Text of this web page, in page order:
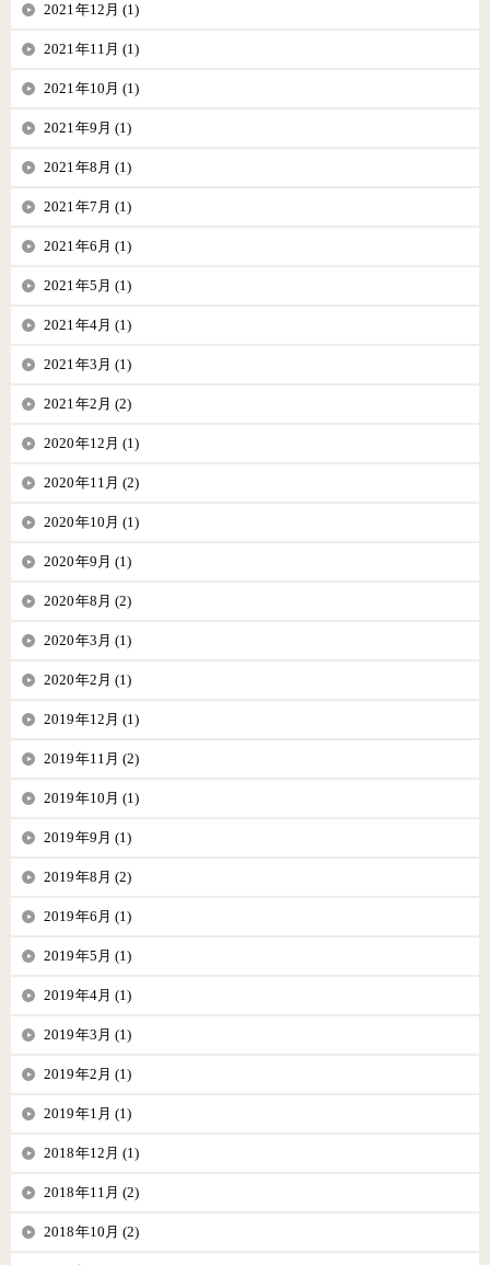
2021年12月 (1)
2021年11月 (1)
2021年10月 (1)
2021年9月 (1)
2021年8月 (1)
2021年7月 (1)
2021年6月 (1)
2021年5月 (1)
2021年4月 (1)
2021年3月 (1)
2021年2月 (2)
2020年12月 (1)
2020年11月 (2)
2020年10月 (1)
2020年9月 (1)
2020年8月 (2)
2020年3月 (1)
2020年2月 (1)
2019年12月 (1)
2019年11月 (2)
2019年10月 (1)
2019年9月 (1)
2019年8月 (2)
2019年6月 (1)
2019年5月 (1)
2019年4月 (1)
2019年3月 (1)
2019年2月 (1)
2019年1月 (1)
2018年12月 (1)
2018年11月 (2)
2018年10月 (2)